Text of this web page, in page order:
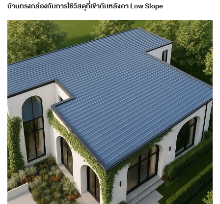
บ้านทรงกล่องกับการใช้วัสดุที่เข้ากับหลังคา Low Slope